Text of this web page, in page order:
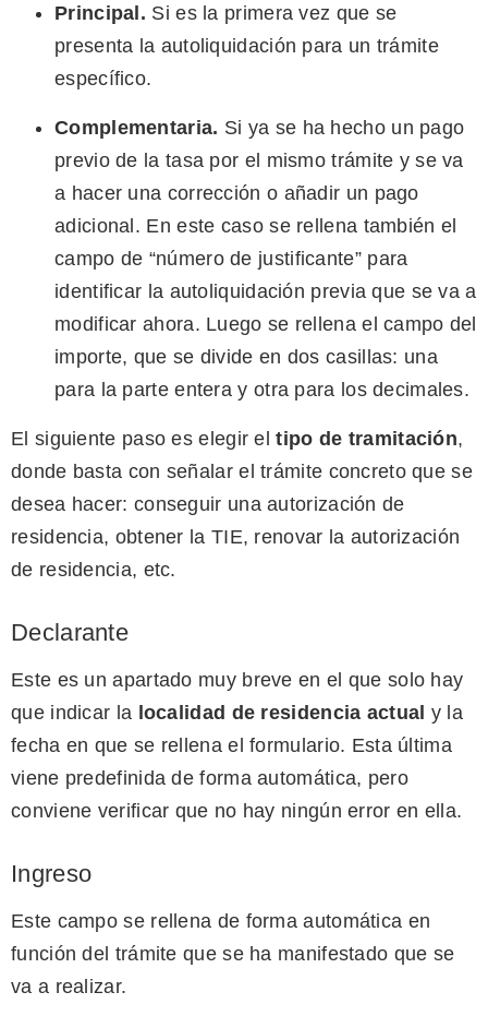
Principal. Si es la primera vez que se
presenta la autoliquidación para un trámite
específico.
Complementaria. Si ya se ha hecho un pago
previo de la tasa por el mismo trámite y se va
a hacer una corrección o añadir un pago
adicional. En este caso se rellena también el
campo de “número de justificante” para
identificar la autoliquidación previa que se va a
modificar ahora. Luego se rellena el campo del
importe, que se divide en dos casillas: una
para la parte entera y otra para los decimales.
El siguiente paso es elegir el tipo de tramitación,
donde basta con señalar el trámite concreto que se
desea hacer: conseguir una autorización de
residencia, obtener la TIE, renovar la autorización
de residencia, etc.
Declarante
Este es un apartado muy breve en el que solo hay
que indicar la localidad de residencia actual y la
fecha en que se rellena el formulario. Esta última
viene predefinida de forma automática, pero
conviene verificar que no hay ningún error en ella.
Ingreso
Este campo se rellena de forma automática en
función del trámite que se ha manifestado que se
va a realizar.